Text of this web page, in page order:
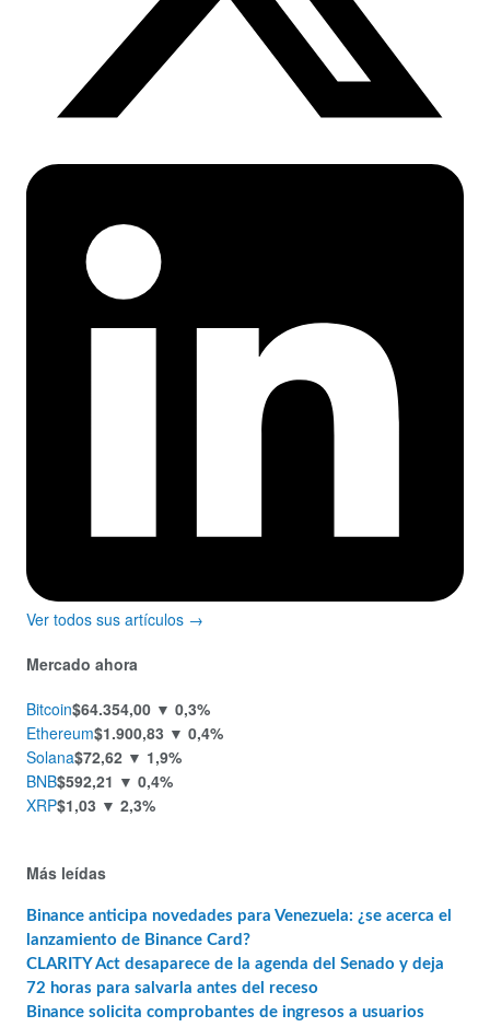
Ver todos sus artículos →
Mercado ahora
Bitcoin$64.354,00 ▼ 0,3%
Ethereum$1.900,83 ▼ 0,4%
Solana$72,62 ▼ 1,9%
BNB$592,21 ▼ 0,4%
XRP$1,03 ▼ 2,3%
Más leídas
Binance anticipa novedades para Venezuela: ¿se acerca el
lanzamiento de Binance Card?
CLARITY Act desaparece de la agenda del Senado y deja
72 horas para salvarla antes del receso
Binance solicita comprobantes de ingresos a usuarios